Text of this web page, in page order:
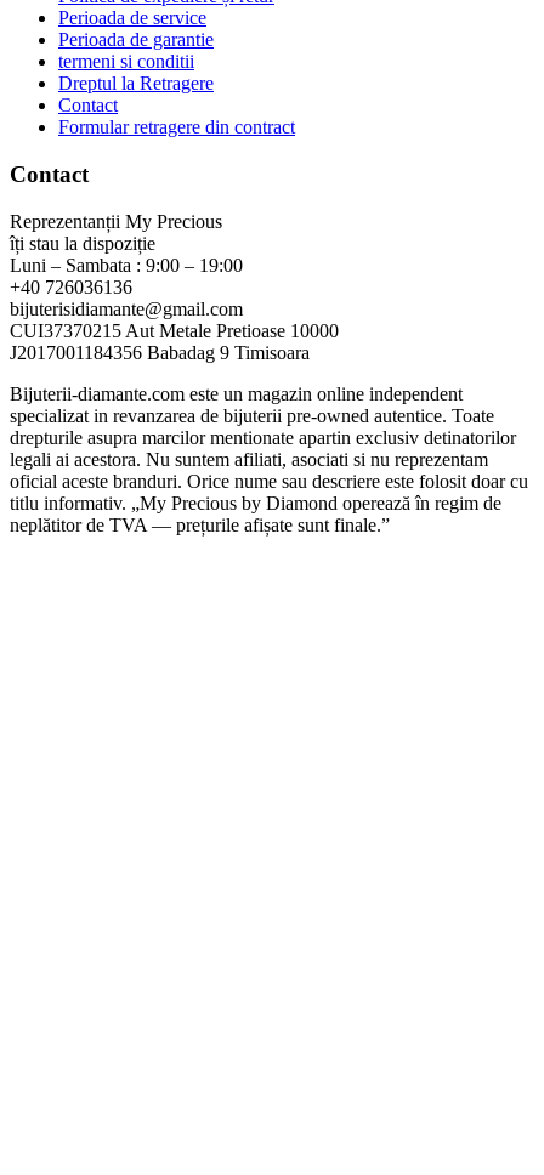
Perioada de service
Perioada de garantie
termeni si conditii
Dreptul la Retragere
Contact
Formular retragere din contract
Contact
Reprezentanții My Precious
îți stau la dispoziție
Luni – Sambata : 9:00 – 19:00
+40 726036136
bijuterisidiamante@gmail.com
CUI37370215 Aut Metale Pretioase 10000
J2017001184356 Babadag 9 Timisoara
Bijuterii-diamante.com este un magazin online independent
specializat in revanzarea de bijuterii pre-owned autentice. Toate
drepturile asupra marcilor mentionate apartin exclusiv detinatorilor
legali ai acestora. Nu suntem afiliati, asociati si nu reprezentam
oficial aceste branduri. Orice nume sau descriere este folosit doar cu
titlu informativ. „My Precious by Diamond operează în regim de
neplătitor de TVA — prețurile afișate sunt finale.”